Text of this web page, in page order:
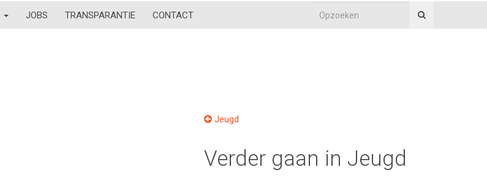
JOBS TRANSPARANTIE CONTACT
Jeugd
Verder gaan in Jeugd